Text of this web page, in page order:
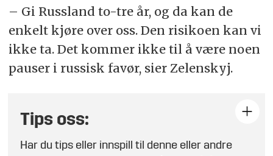
– Gi Russland to-tre år, og da kan de
enkelt kjøre over oss. Den risikoen kan vi
ikke ta. Det kommer ikke til å være noen
pauser i russisk favør, sier Zelenskyj.
Tips oss:
Har du tips eller innspill til denne eller andre